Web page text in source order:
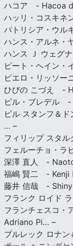
ハコア - Hacoa
ハッリ・コスキ
パトリシア・ウ
ハンス・アルネ
ハンス Ｊ ウェグ
ピート・ヘイン
ピエロ・リッソ
ひびの こづえ -
ピル・ブレデル -
ビル スタンフ＆
… –
フィリップ スタ
フェルーチョ・
深澤 直人 -
福嶋 賢二 - Kenji
藤井 信哉 -
フランク ロイド
フランチェスコ
Adriano Pi… –
ブルレック ロナ